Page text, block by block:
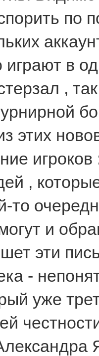
по
в
,
этих
,
то
и
эти
-
уже